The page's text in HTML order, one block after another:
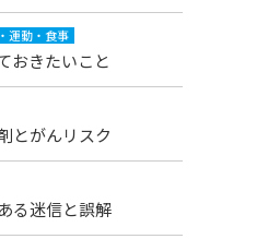
運動・食事
おきたいこと
とがんリスク
る迷信と誤解